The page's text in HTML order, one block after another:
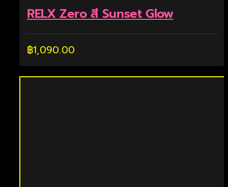
RELX Zero สี Sunset Glow
฿1,090.00